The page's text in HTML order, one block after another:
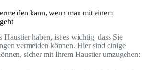
kann, wenn man mit einem
Haustier haben, ist es wichtig, dass Sie
vermeiden können. Hier sind einige
sicher mit Ihrem Haustier umzugehen: